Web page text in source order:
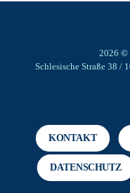
2026 ©
Schlesische Straße 38 /
KONTAKT
DATENSCHUTZ